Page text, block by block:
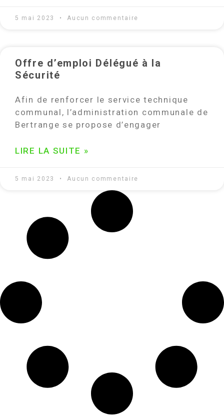
5 mai 2023 Aucun commentaire
Offre d’emploi Délégué à la
Sécurité
Afin de renforcer le service technique
communal, l’administration communale de
Bertrange se propose d’engager
LIRE LA SUITE »
5 mai 2023 Aucun commentaire